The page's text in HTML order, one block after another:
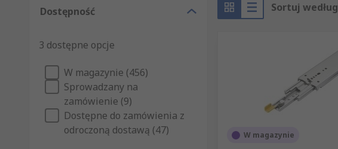
Dostępność
3 dostępne opcje
W magazynie (456)
Sprowadzany na
zamówienie (9)
Dostępne do zamówienia z
odroczoną dostawą (47)
Sortuj według
W magazynie